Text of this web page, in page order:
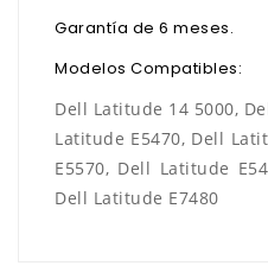
Garantía de 6 meses.
Modelos Compatibles:
Dell Latitude 14 5000,
Latitude E5470, Dell
E5570, Dell Latitude
Dell Latitude E7480